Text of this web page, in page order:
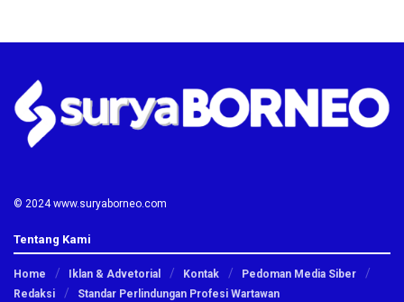
© 2024 www.suryaborneo.com
Tentang Kami
Home Iklan & Advetorial Kontak
Pedoman Media Siber
Redaksi
Standar Perlindungan Profesi Wartawan